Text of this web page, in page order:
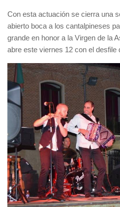
Con esta actuación se cierra una
abierto boca a los cantalpineses
grande en honor a la Virgen de la
abre este viernes 12 con el desfile